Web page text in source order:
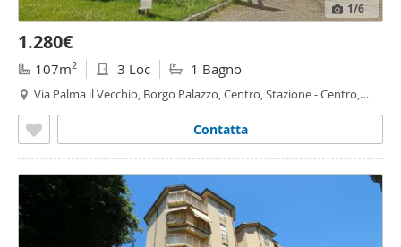
1/6
1.280€
107m2 3 Loc 1 Bagno
Via Palma il Vecchio, Borgo Palazzo, Centro, Stazione - Centro,
Contatta